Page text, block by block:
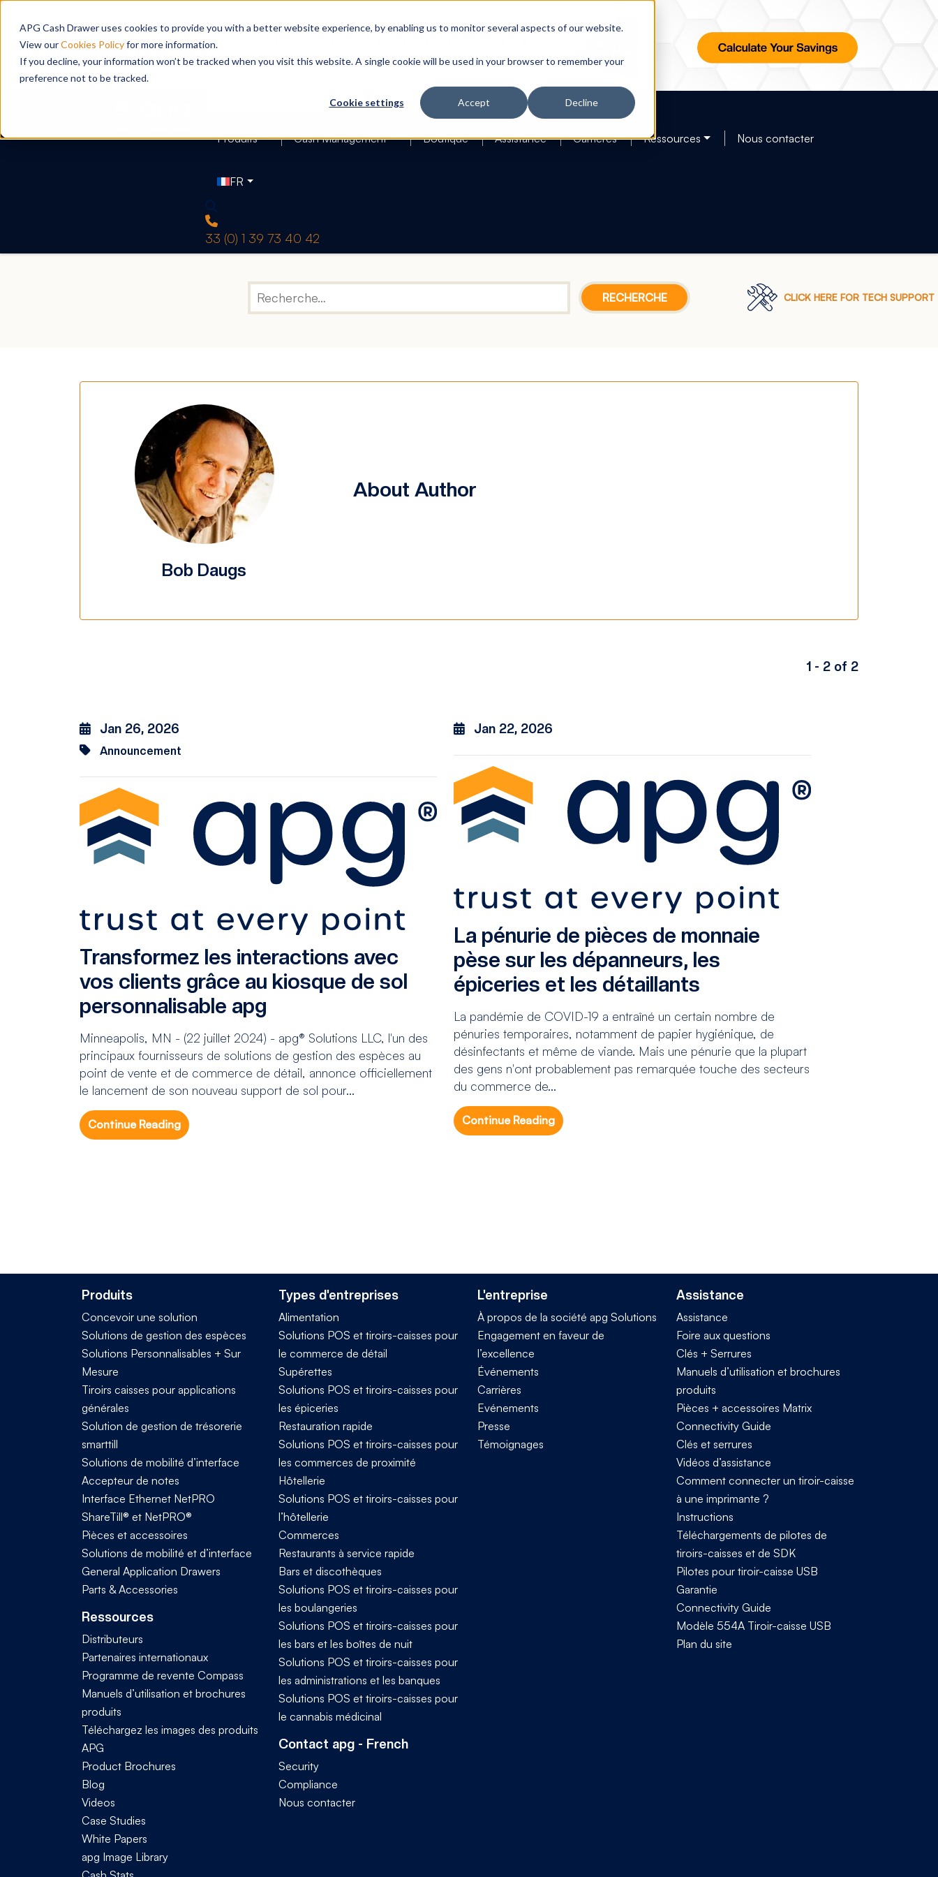
APG Cash Drawer uses cookies to provide you with a better website experience, by enabling us to monitor several aspects of our website.
View ourCookies Policyfor more information.
If you decline, your information won’t be tracked when you visit this website. A single cookie will be used in your browser to remember your
preference not to be tracked.
Cookie settings Accept Decline
Search
Produits Cash Management Boutique Assistance Carrières Ressources Nous contacter
FR
33 (0) 1 39 73 40 42
CLICK HERE FOR TECH SUPPORT
Bob Daugs
About Author
1 - 2 of 2
Jan 26, 2026
Announcement
Transformez les interactions avec
vos clients grâce au kiosque de sol
personnalisable apg
Minneapolis, MN - (22 juillet 2024) - apg® Solutions LLC, l'un des
principaux fournisseurs de solutions de gestion des espèces au
point de vente et de commerce de détail, annonce officiellement
le lancement de son nouveau support de sol pour...
Continue Reading
Jan 22, 2026
La pénurie de pièces de monnaie
pèse sur les dépanneurs, les
épiceries et les détaillants
La pandémie de COVID-19 a entraîné un certain nombre de
pénuries temporaires, notamment de papier hygiénique, de
désinfectants et même de viande. Mais une pénurie que la plupart
des gens n'ont probablement pas remarquée touche des secteurs
du commerce de...
Continue Reading
Produits
Concevoir une solution
Solutions de gestion des espèces
Solutions Personnalisables + Sur
Mesure
Tiroirs caisses pour applications
générales
Solution de gestion de trésorerie
smarttill
Solutions de mobilité d’interface
Accepteur de notes
Interface Ethernet NetPRO
ShareTill® et NetPRO®
Pièces et accessoires
Solutions de mobilité et d’interface
General Application Drawers
Parts & Accessories
Ressources
Distributeurs
Partenaires internationaux
Programme de revente Compass
Manuels d’utilisation et brochures
produits
Téléchargez les images des produits
APG
Product Brochures
Blog
Videos
Case Studies
White Papers
apg Image Library
Types d'entreprises
Alimentation
Solutions POS et tiroirs-caisses pour
le commerce de détail
Supérettes
Solutions POS et tiroirs-caisses pour
les épiceries
Restauration rapide
Solutions POS et tiroirs-caisses pour
les commerces de proximité
Hôtellerie
Solutions POS et tiroirs-caisses pour
l’hôtellerie
Commerces
Restaurants à service rapide
Bars et discothèques
Solutions POS et tiroirs-caisses pour
les boulangeries
Solutions POS et tiroirs-caisses pour
les bars et les boîtes de nuit
Solutions POS et tiroirs-caisses pour
les administrations et les banques
Solutions POS et tiroirs-caisses pour
le cannabis médicinal
Contact apg - French
Security
Compliance
Nous contacter
L'entreprise
À propos de la société apg Solutions
Engagement en faveur de
l’excellence
Événements
Carrières
Evénements
Presse
Témoignages
Assistance
Assistance
Foire aux questions
Clés + Serrures
Manuels d’utilisation et brochures
produits
Pièces + accessoires Matrix
Connectivity Guide
Clés et serrures
Vidéos d’assistance
Comment connecter un tiroir-caisse
à une imprimante ?
Instructions
Téléchargements de pilotes de
tiroirs-caisses et de SDK
Pilotes pour tiroir-caisse USB
Garantie
Connectivity Guide
Modèle 554A Tiroir-caisse USB
Plan du site